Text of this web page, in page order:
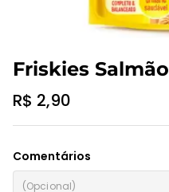
Friskies Salmão
R$ 2,90
Comentários